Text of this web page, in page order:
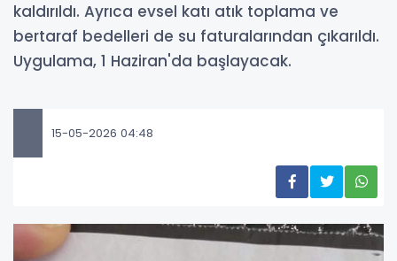
kaldırıldı. Ayrıca evsel katı atık toplama ve
bertaraf bedelleri de su faturalarından çıkarıldı.
Uygulama, 1 Haziran'da başlayacak.
15-05-2026 04:48